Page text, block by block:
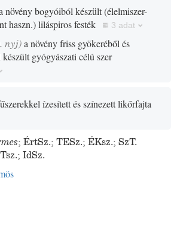
növény bogyóiból készült(élelmiszer-
haszn.)liláspiros festék 3 adat
nyj)a növény friss gyökeréből és
gyógyászati célú szer
ízesített és színezett likőrfajta
; ÉrtSz.; TESz.; ÉKsz.; SzT.
; IdSz.